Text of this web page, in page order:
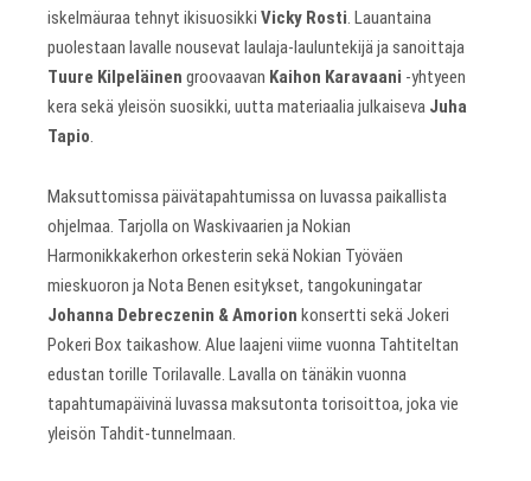
iskelmäuraa tehnyt ikisuosikki Vicky Rosti. Lauantaina
puolestaan lavalle nousevat laulaja-lauluntekijä ja sanoittaja
Tuure Kilpeläinen groovaavan Kaihon Karavaani -yhtyeen
kera sekä yleisön suosikki, uutta materiaalia julkaiseva Juha
Tapio.
Maksuttomissa päivätapahtumissa on luvassa paikallista
ohjelmaa. Tarjolla on Waskivaarien ja Nokian
Harmonikkakerhon orkesterin sekä Nokian Työväen
mieskuoron ja Nota Benen esitykset, tangokuningatar
Johanna Debreczenin & Amorion konsertti sekä Jokeri
Pokeri Box taikashow. Alue laajeni viime vuonna Tahtiteltan
edustan torille Torilavalle. Lavalla on tänäkin vuonna
tapahtumapäivinä luvassa maksutonta torisoittoa, joka vie
yleisön Tahdit-tunnelmaan.